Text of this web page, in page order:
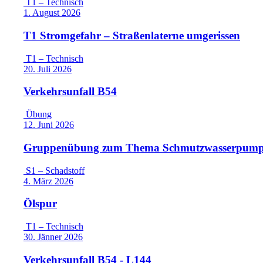
T1 – Technisch
1. August 2026
T1 Stromgefahr – Straßenlaterne umgerissen
T1 – Technisch
20. Juli 2026
Verkehrsunfall B54
Übung
12. Juni 2026
Gruppenübung zum Thema
S1 – Schadstoff
4. März 2026
Ölspur
T1 – Technisch
30. Jänner 2026
Verkehrsunfall B54 - L144